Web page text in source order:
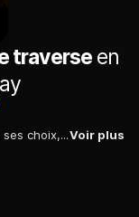
traverseen
Claire Denis égrène ses pensées réflexives, ses choix, ses passions et ses aversions. La cinéaste revient de la sorte sur sa pratique cinématographique.Voir plus